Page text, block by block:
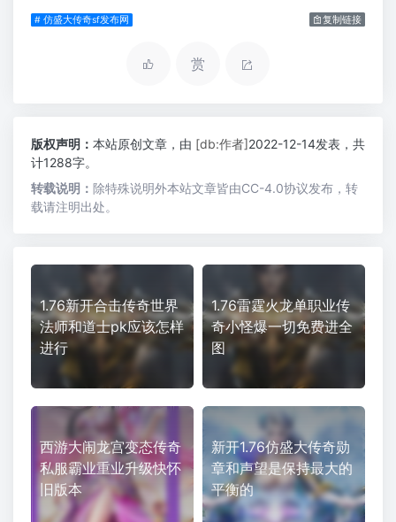
# 仿盛大传奇sf发布网 复制链接
赏
版权声明： 本站原创文章，由 [db:作者]2022-12-14发表，共
计1288字。
转载说明： 除特殊说明外本站文章皆由CC-4.0协议发布，转
载请注明出处。
1.76新开合击传奇世界
法师和道士pk应该怎样
进行
1.76雷霆火龙单职业传
奇小怪爆一切免费进全
图
西游大闹龙宫变态传奇
私服霸业重业升级快怀
旧版本
新开1.76仿盛大传奇勋
章和声望是保持最大的
平衡的